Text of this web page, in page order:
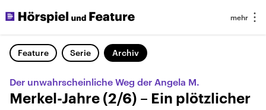
Feature Serie Archiv
Der unwahrscheinliche Weg der Angela M.
Merkel-Jahre (2/6) – Ein plötzlicher